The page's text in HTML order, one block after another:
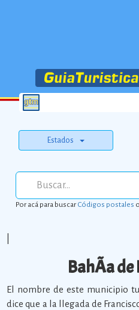
Estados
Por acá para buscarCódigos postales o
BahÃ­a
El nombre de este municipio
dice que a la llegada de